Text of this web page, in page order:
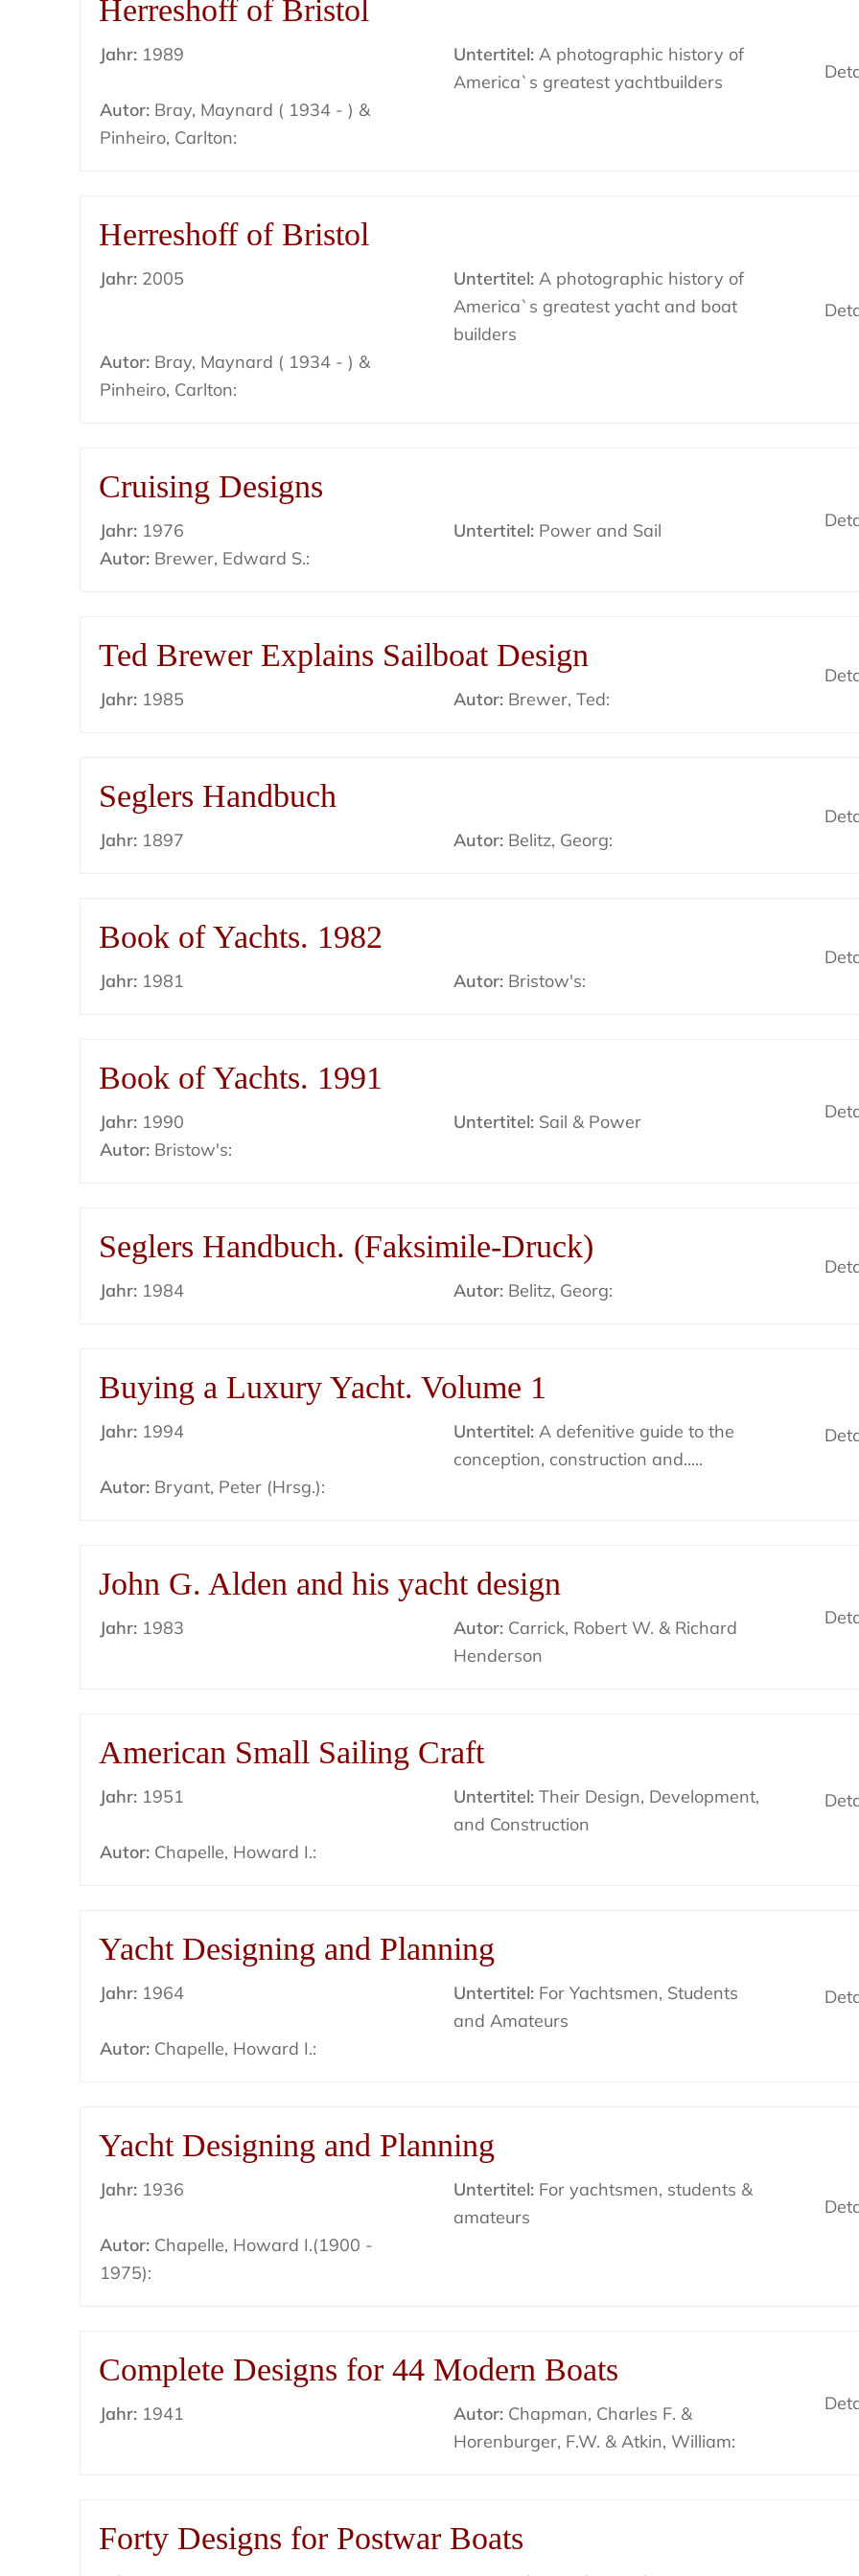
Herreshoff of Bristol
Jahr: 1989 Untertitel:A photographic history of
America`s greatest yachtbuilders
Autor: Bray, Maynard ( 1934 - ) &
Pinheiro, Carlton:
Herreshoff of Bristol
Jahr: 2005 Untertitel:A photographic history of
America`s greatest yacht and boat
builders
Autor: Bray, Maynard ( 1934 - ) &
Pinheiro, Carlton:
Cruising Designs
Jahr: 1976 Untertitel:Power and Sail
Autor: Brewer, Edward S.:
Ted Brewer Explains Sailboat Design
Jahr: 1985 Autor:Brewer, Ted:
Seglers Handbuch
Jahr: 1897 Autor:Belitz, Georg:
Book of Yachts. 1982
Jahr: 1981 Autor:Bristow's:
Book of Yachts. 1991
Jahr: 1990 Untertitel:Sail & Power
Autor: Bristow's:
Seglers Handbuch. (Faksimile-Druck)
Jahr: 1984 Autor:Belitz, Georg:
Buying a Luxury Yacht. Volume 1
Jahr: 1994 Untertitel:A defenitive guide to the
conception, construction and.....
Autor: Bryant, Peter (Hrsg.):
John G. Alden and his yacht design
Jahr: 1983 Autor:Carrick, Robert W. & Richard
Henderson
American Small Sailing Craft
Jahr: 1951 Untertitel:Their Design, Development,
and Construction
Autor: Chapelle, Howard I.:
Yacht Designing and Planning
Jahr: 1964 Untertitel:For Yachtsmen, Students
and Amateurs
Autor: Chapelle, Howard I.:
Yacht Designing and Planning
Jahr: 1936 Untertitel:For yachtsmen, students &
amateurs
Autor: Chapelle, Howard I.(1900 -
1975):
Complete Designs for 44 Modern Boats
Jahr: 1941 Autor:Chapman, Charles F. &
Horenburger, F.W. & Atkin, William:
Forty Designs for Postwar Boats